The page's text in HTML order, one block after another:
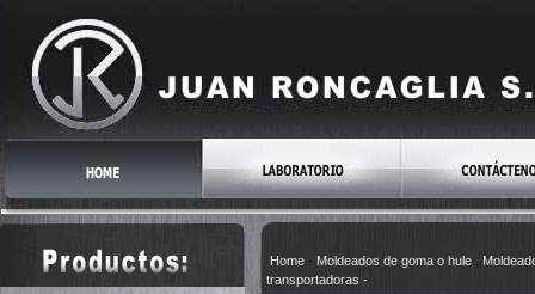
Home - Moldeados de goma o hule
transportadoras -